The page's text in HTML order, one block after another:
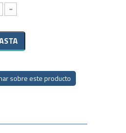
-
sobre este producto